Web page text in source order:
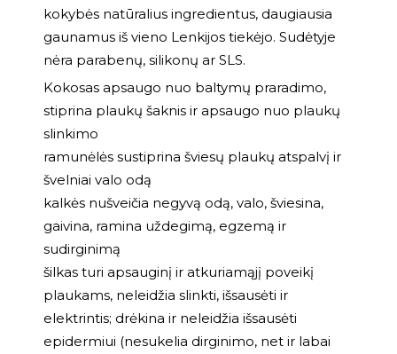
kokybės natūralius ingredientus, daugiausia
gaunamus iš vieno Lenkijos tiekėjo. Sudėtyje
nėra parabenų, silikonų ar SLS.
Kokosas apsaugo nuo baltymų praradimo,
stiprina plaukų šaknis ir apsaugo nuo plaukų
slinkimo
ramunėlės sustiprina šviesų plaukų atspalvį ir
švelniai valo odą
kalkės nušveičia negyvą odą, valo, šviesina,
gaivina, ramina uždegimą, egzemą ir
sudirginimą
šilkas turi apsauginį ir atkuriamąjį poveikį
plaukams, neleidžia slinkti, išsausėti ir
elektrintis; drėkina ir neleidžia išsausėti
epidermiui (nesukelia dirginimo, net ir labai